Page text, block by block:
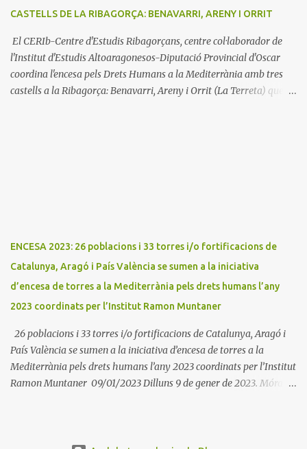
CASTELLS DE LA RIBAGORÇA: BENAVARRI, ARENY I ORRIT
El CERIb-Centre d'Estudis Ribagorçans, centre col·laborador de
l'Institut d'Estudis Altoaragonesos-Diputació Provincial d'Oscar
coordina l'encesa pels Drets Humans a la Mediterrània amb tres
castells a la Ribagorça: Benavarri, Areny i Orrit (La Terreta) que
ENCESA 2023: 26 poblacions i 33 torres i/o fortificacions de
Catalunya, Aragó i País València se sumen a la iniciativa
d’encesa de torres a la Mediterrània pels drets humans l’any
2023 coordinats per l’Institut Ramon Muntaner
26 poblacions i 33 torres i/o fortificacions de Catalunya, Aragó i
País València se sumen a la iniciativa d’encesa de torres a la
Mediterrània pels drets humans l’any 2023 coordinats per l’Institut
Ramon Muntaner 09/01/2023 Dilluns 9 de gener de 2023. Móra la